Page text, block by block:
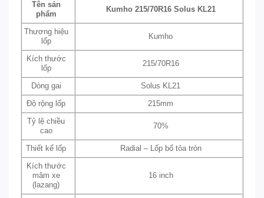
Tên sản
phẩm
Kumho 215/70R16 Solus KL21
Thương hiệu
lốp
Kumho
Kích thước
lốp
215/70R16
Dòng gai Solus KL21
Độ rộng lốp 215mm
Tỷ lệ chiều
cao
70%
Thiết kế lốp Radial – Lốp bố tỏa tròn
Kích thước
mâm xe
(lazang)
16 inch